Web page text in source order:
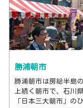
勝浦朝市
勝浦朝市は房総半島
上続く朝市で、石川
「日本三大朝市」の